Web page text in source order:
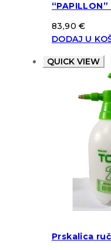
“PAPILLON”
83,90€
DODAJ U
QUICK VIEW
Prskalica